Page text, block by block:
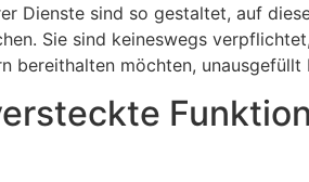
Dienste sind so gestaltet, auf
Sie sind keineswegs
bereithalten möchten, unausgefüllt